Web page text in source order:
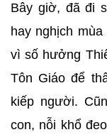
Bây giờ, đã đi
hay nghịch
vì số hưởng
Tôn Giáo để
kiếp người.
con, nỗi khổ